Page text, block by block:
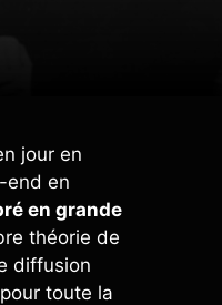
jour en
end en
en grande
théorie de
diffusion
toute la